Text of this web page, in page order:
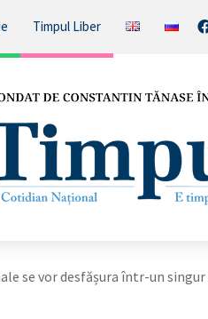
Timpul Liber
se vor desfășura într-un